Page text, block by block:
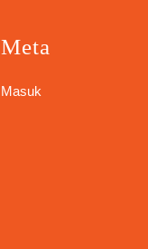
Meta
Masuk